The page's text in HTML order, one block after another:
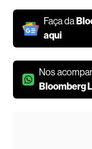
Faça da
aqui
Nos
Bloomberg